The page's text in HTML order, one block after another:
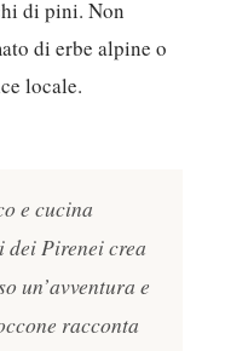
di pini. Non
di erbe alpine o
locale.
e cucina
Pirenei crea
un’avventura e
racconta